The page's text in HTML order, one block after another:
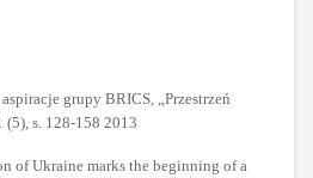
grupy BRICS, „Przestrzeń
(5), s. 128-158 2013
of Ukraine marks the beginning of a